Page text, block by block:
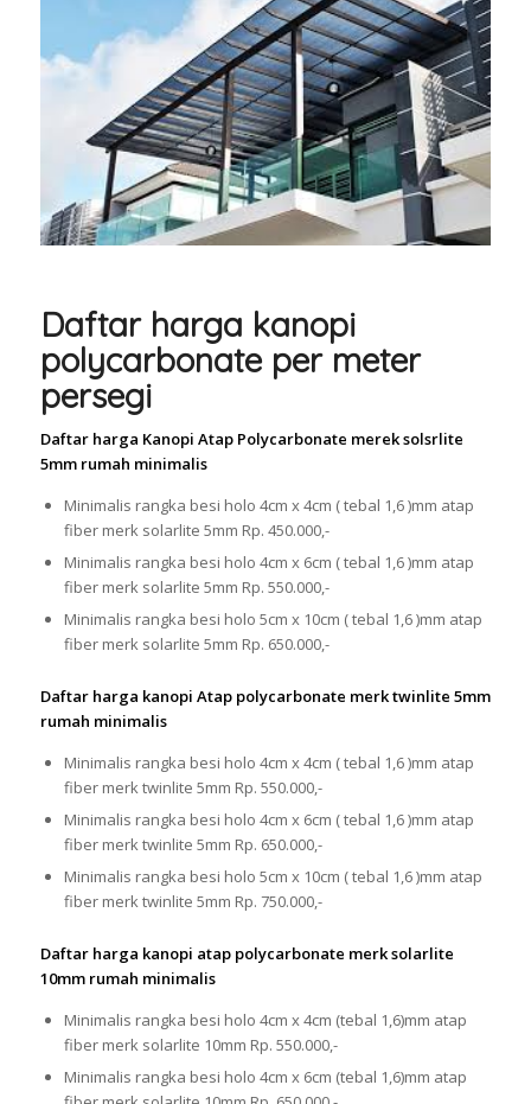
Daftar harga kanopi
polycarbonate per meter
persegi
Daftar harga Kanopi Atap Polycarbonate merek solsrlite
5mm rumah minimalis
Minimalis rangka besi holo 4cm x 4cm ( tebal 1,6 )mm atap
fiber merk solarlite 5mm Rp. 450.000,-
Minimalis rangka besi holo 4cm x 6cm ( tebal 1,6 )mm atap
fiber merk solarlite 5mm Rp. 550.000,-
Minimalis rangka besi holo 5cm x 10cm ( tebal 1,6 )mm atap
fiber merk solarlite 5mm Rp. 650.000,-
Daftar harga kanopi Atap polycarbonate merk twinlite 5mm
rumah minimalis
Minimalis rangka besi holo 4cm x 4cm ( tebal 1,6 )mm atap
fiber merk twinlite 5mm Rp. 550.000,-
Minimalis rangka besi holo 4cm x 6cm ( tebal 1,6 )mm atap
fiber merk twinlite 5mm Rp. 650.000,-
Minimalis rangka besi holo 5cm x 10cm ( tebal 1,6 )mm atap
fiber merk twinlite 5mm Rp. 750.000,-
Daftar harga kanopi atap polycarbonate merk solarlite
10mm rumah minimalis
Minimalis rangka besi holo 4cm x 4cm (tebal 1,6)mm atap
fiber merk solarlite 10mm Rp. 550.000,-
Minimalis rangka besi holo 4cm x 6cm (tebal 1,6)mm atap